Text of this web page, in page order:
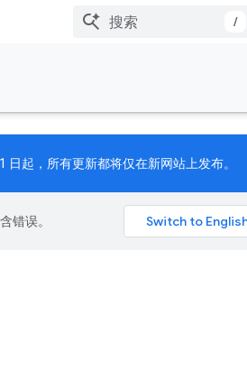
/
日起，所有更新都将仅在新网站上发布。
错误。